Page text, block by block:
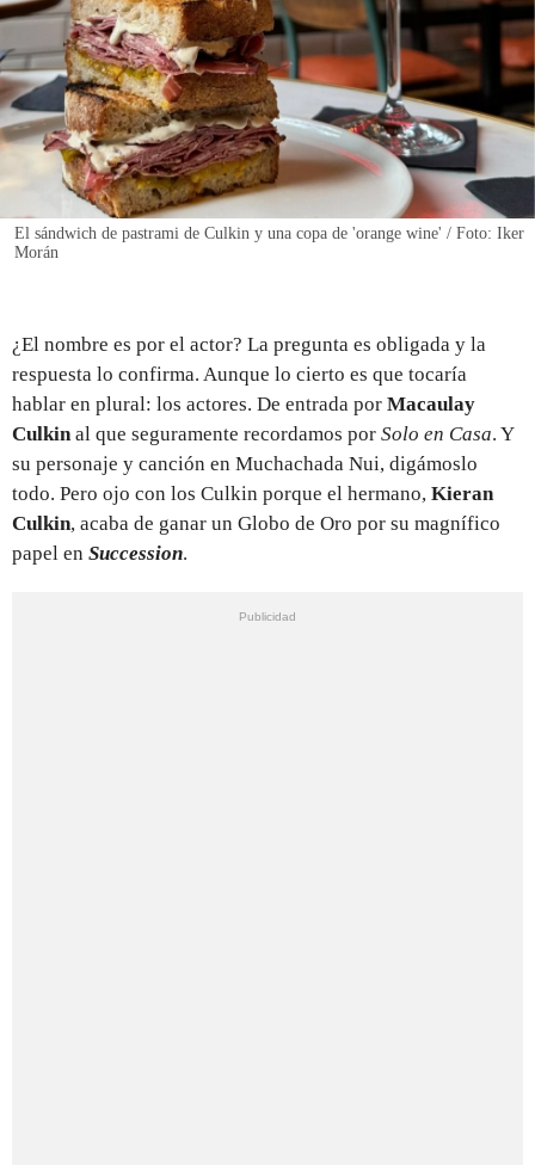
El sándwich de pastrami de Culkin y una copa de 'orange wine' / Foto: Iker
Morán
¿El nombre es por el actor? La pregunta es obligada y la
respuesta lo confirma. Aunque lo cierto es que tocaría
hablar en plural: los actores. De entrada por Macaulay
Culkinal que seguramente recordamos por Solo en Casa. Y
su personaje y canción en Muchachada Nui, digámoslo
todo. Pero ojo con los Culkin porque el hermano, Kieran
Culkin, acaba de ganar un Globo de Oro por su magnífico
papel en Succession.